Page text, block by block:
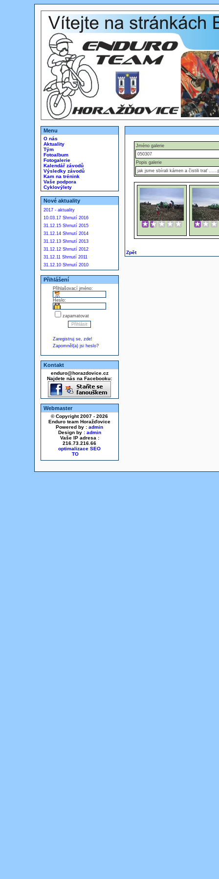
Menu
O nás
Aktuality
Tým
Fotoalbum
Fotogalerie
Kalendář závodů
Výsledky závodů
Kam na trénink
Vaše podpora
Cyklovýlety
Nové aktuality
2017 - aktuality
10.03.17 Shrnutí 2016
31.12.15 Shrnutí 2015
31.12.14 Shrnutí 2014
31.12.13 Shrnutí 2013
31.12.12 Shrnutí 2012
31.12.11 Shrnutí 2011
31.12.10 Shrnutí 2010
Přihlášení
Přihlašovací jméno:
Heslo:
zapamatovat
Zaregistruj se, zde!
Zapomněl(a) jsi heslo?
Kontakt
enduro@horazdovice.cz
Najdete nás na Facebooku:
Webmaster
© Copyright 2007 - 2026
Enduro team Horažďovice
Powered by : admin
Design by : admin
Vaše IP adresa :
216.73.216.66
optimalizace SEO
Jméno galerie
050307
Popis galerie
jak jsme sbírali kámen a čistili trať
Zpět